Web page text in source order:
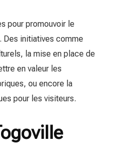
pour promouvoir le
Des initiatives comme
la mise en place de
en valeur les
ou encore la
pour les visiteurs.